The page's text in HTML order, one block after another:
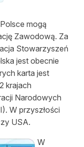
mogą
Zawodową. Za
Stowarzyszeń
jest obecnie
karta jest
krajach
Narodowych
W przyszłości
USA.
W